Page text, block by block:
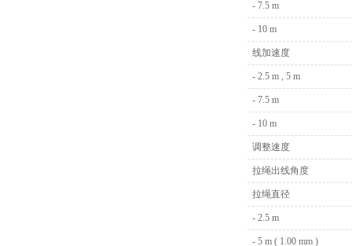
- 7.5 m
- 10 m
线加速度
- 2.5 m , 5 m
- 7.5 m
- 10 m
调整速度
拉绳出线角度
拉绳直径
- 2.5 m
- 5 m ( 1.00 mm )